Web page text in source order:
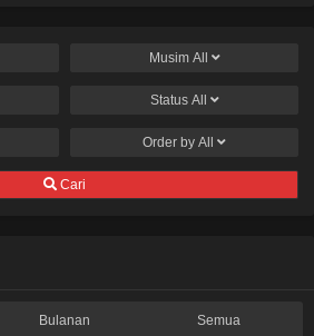
Musim All
Status All
Order by All
Cari
Bulanan Semua